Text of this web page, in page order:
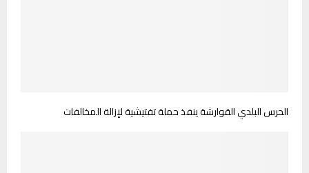
الحرس البلدي القوارشة ينفذ حملة تفتيشية لإزالة المخالفات